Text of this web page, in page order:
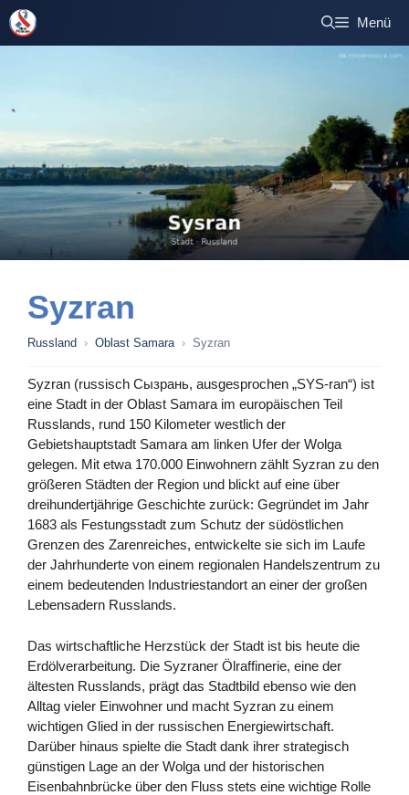
Zum
Inhalt
springen
Menü
Syzran
Russland › Oblast Samara › Syzran
Syzran (russisch Сызрань, ausgesprochen „SYS-ran“) ist
eine Stadt in der Oblast Samara im europäischen Teil
Russlands, rund 150 Kilometer westlich der
Gebietshauptstadt Samara am linken Ufer der Wolga
gelegen. Mit etwa 170.000 Einwohnern zählt Syzran zu den
größeren Städten der Region und blickt auf eine über
dreihundertjährige Geschichte zurück: Gegründet im Jahr
1683 als Festungsstadt zum Schutz der südöstlichen
Grenzen des Zarenreiches, entwickelte sie sich im Laufe
der Jahrhunderte von einem regionalen Handelszentrum zu
einem bedeutenden Industriestandort an einer der großen
Lebensadern Russlands.
Das wirtschaftliche Herzstück der Stadt ist bis heute die
Erdölverarbeitung. Die Syzraner Ölraffinerie, eine der
ältesten Russlands, prägt das Stadtbild ebenso wie den
Alltag vieler Einwohner und macht Syzran zu einem
wichtigen Glied in der russischen Energiewirtschaft.
Darüber hinaus spielte die Stadt dank ihrer strategisch
günstigen Lage an der Wolga und der historischen
Eisenbahnbrücke über den Fluss stets eine wichtige Rolle